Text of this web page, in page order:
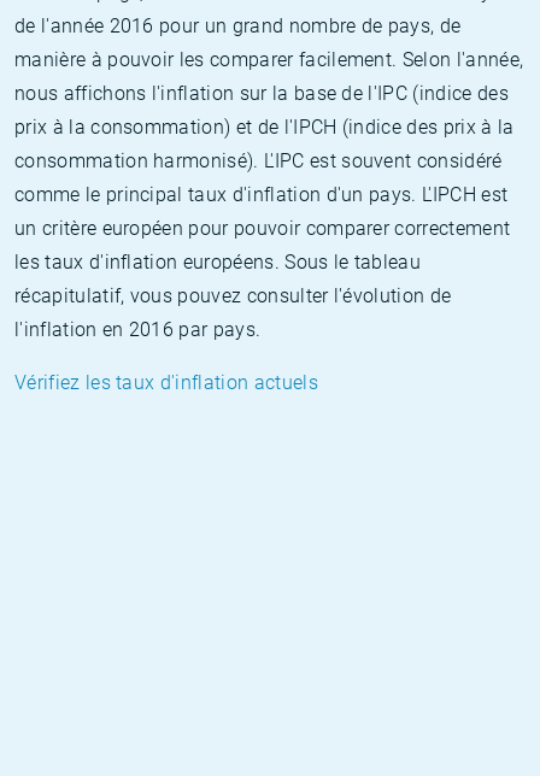
de l'année 2016 pour un grand nombre de pays, de
manière à pouvoir les comparer facilement. Selon l'année,
nous affichons l'inflation sur la base de l'IPC (indice des
prix à la consommation) et de l'IPCH (indice des prix à la
consommation harmonisé). L'IPC est souvent considéré
comme le principal taux d'inflation d'un pays. L'IPCH est
un critère européen pour pouvoir comparer correctement
les taux d'inflation européens. Sous le tableau
récapitulatif, vous pouvez consulter l'évolution de
l'inflation en 2016 par pays.
Vérifiez les taux d'inflation actuels